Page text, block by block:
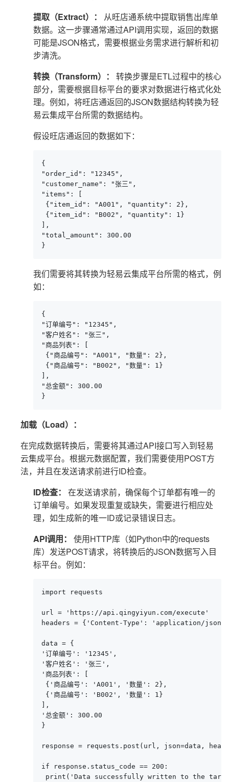
提取（Extract）：
从旺店通系统中提取销售出库单
数据。这一步骤通常通过API调用实现，返回的数据
可能是JSON格式，需要根据业务需求进行解析和初
步清洗。
转换（Transform）：
转换步骤是ETL过程中的核心
部分，需要根据目标平台的要求对数据进行格式化处
理。例如，将旺店通返回的JSON数据结构转换为轻
易云集成平台所需的数据结构。
假设旺店通返回的数据如下：
{
"order_id": "12345",
"customer_name": "张三",
"items": [
{"item_id": "A001", "quantity": 2},
{"item_id": "B002", "quantity": 1}
],
"total_amount": 300.00
}
我们需要将其转换为轻易云集成平台所需的格式，例
如：
{
"订单编号": "12345",
"客户姓名": "张三",
"商品列表": [
{"商品编号": "A001", "数量": 2},
{"商品编号": "B002", "数量": 1}
],
"总金额": 300.00
}
加载（Load）：
在完成数据转换后，需要将其通过API接口写入到轻易
云集成平台。根据元数据配置，我们需要使用POST方
法，并且在发送请求前进行ID检查。
ID检查：
在发送请求前，确保每个订单都有唯一的
订单编号。如果发现重复或缺失，需要进行相应处
理，如生成新的唯一ID或记录错误日志。
API调用：
使用HTTP库（如Python中的requests
库）发送POST请求，将转换后的JSON数据写入目
标平台。例如：
import requests
url = 'https://api.qingyiyun.com/execute'
headers = {'Content-Type': 'application/json'}
data = {
'订单编号': '12345',
'客户姓名': '张三',
'商品列表': [
{'商品编号': 'A001', '数量': 2},
{'商品编号': 'B002', '数量': 1}
],
'总金额': 300.00
}
response = requests.post(url, json=data,
if response.status_code == 200:
print('Data successfully written to the